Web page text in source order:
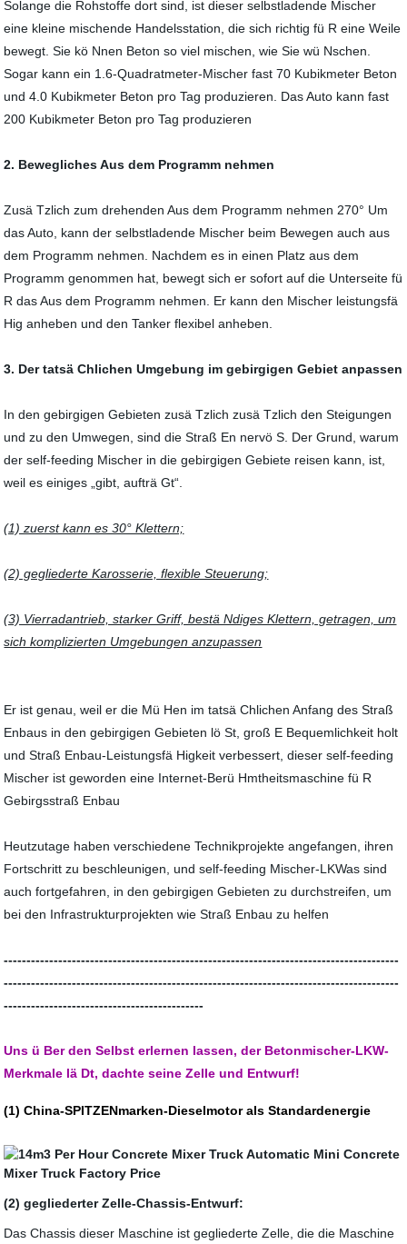
Solange die Rohstoffe dort sind, ist dieser selbstladende Mischer
eine kleine mischende Handelsstation, die sich richtig fü R eine Weile
bewegt. Sie kö Nnen Beton so viel mischen, wie Sie wü Nschen.
Sogar kann ein 1.6-Quadratmeter-Mischer fast 70 Kubikmeter Beton
und 4.0 Kubikmeter Beton pro Tag produzieren. Das Auto kann fast
200 Kubikmeter Beton pro Tag produzieren
2. Bewegliches Aus dem Programm nehmen
Zusä Tzlich zum drehenden Aus dem Programm nehmen 270° Um
das Auto, kann der selbstladende Mischer beim Bewegen auch aus
dem Programm nehmen. Nachdem es in einen Platz aus dem
Programm genommen hat, bewegt sich er sofort auf die Unterseite fü
R das Aus dem Programm nehmen. Er kann den Mischer leistungsfä
Hig anheben und den Tanker flexibel anheben.
3. Der tatsä Chlichen Umgebung im gebirgigen Gebiet anpassen
In den gebirgigen Gebieten zusä Tzlich zusä Tzlich den Steigungen
und zu den Umwegen, sind die Straß En nervö S. Der Grund, warum
der self-feeding Mischer in die gebirgigen Gebiete reisen kann, ist,
weil es einiges „gibt, aufträ Gt“.
(1) zuerst kann es 30° Klettern;
(2) gegliederte Karosserie, flexible Steuerung;
(3) Vierradantrieb, starker Griff, bestä Ndiges Klettern, getragen, um
sich komplizierten Umgebungen anzupassen
Er ist genau, weil er die Mü Hen im tatsä Chlichen Anfang des Straß
Enbaus in den gebirgigen Gebieten lö St, groß E Bequemlichkeit holt
und Straß Enbau-Leistungsfä Higkeit verbessert, dieser self-feeding
Mischer ist geworden eine Internet-Berü Hmtheitsmaschine fü R
Gebirgsstraß Enbau
Heutzutage haben verschiedene Technikprojekte angefangen, ihren
Fortschritt zu beschleunigen, und self-feeding Mischer-LKWas sind
auch fortgefahren, in den gebirgigen Gebieten zu durchstreifen, um
bei den Infrastrukturprojekten wie Straß Enbau zu helfen
---------------------------------------------------------------------------------------
---------------------------------------------------------------------------------------
--------------------------------------------
Uns ü Ber den Selbst erlernen lassen, der Betonmischer-LKW-
Merkmale lä Dt, dachte seine Zelle und Entwurf!
(1) China-SPITZENmarken-Dieselmotor als Standardenergie
(2) gegliederter Zelle-Chassis-Entwurf:
Das Chassis dieser Maschine ist gegliederte Zelle, die die Maschine